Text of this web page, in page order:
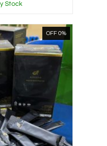
Stock
OFF 0%